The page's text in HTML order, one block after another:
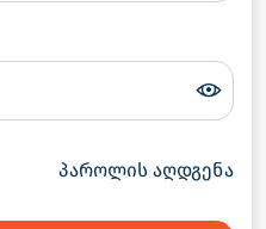
პაროლის აღდგენა